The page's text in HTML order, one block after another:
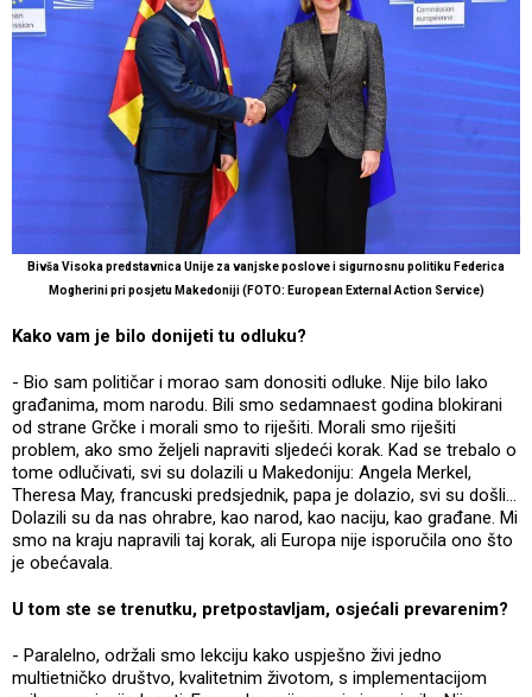
Bivša Visoka predstavnica Unije za vanjske poslove i sigurnosnu politiku Federica
Mogherini pri posjetu Makedoniji (FOTO: European External Action Service)
Kako vam je bilo donijeti tu odluku?
- Bio sam političar i morao sam donositi odluke. Nije bilo lako
građanima, mom narodu. Bili smo sedamnaest godina blokirani
od strane Grčke i morali smo to riješiti. Morali smo riješiti
problem, ako smo željeli napraviti sljedeći korak. Kad se trebalo o
tome odlučivati, svi su dolazili u Makedoniju: Angela Merkel,
Theresa May, francuski predsjednik, papa je dolazio, svi su došli...
Dolazili su da nas ohrabre, kao narod, kao naciju, kao građane. Mi
smo na kraju napravili taj korak, ali Europa nije isporučila ono što
je obećavala.
U tom ste se trenutku, pretpostavljam, osjećali prevarenim?
- Paralelno, održali smo lekciju kako uspješno živi jedno
multietničko društvo, kvalitetnim životom, s implementacijom